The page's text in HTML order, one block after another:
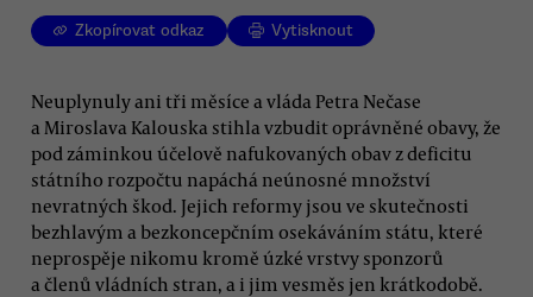
Zkopírovat odkaz Vytisknout
Neuplynuly ani tři měsíce a vláda Petra Nečase
a Miroslava Kalouska stihla vzbudit oprávněné obavy, že
pod záminkou účelově nafukovaných obav z deficitu
státního rozpočtu napáchá neúnosné množství
nevratných škod. Jejich reformy jsou ve skutečnosti
bezhlavým a bezkoncepčním osekáváním státu, které
neprospěje nikomu kromě úzké vrstvy sponzorů
a členů vládních stran, a i jim vesměs jen krátkodobě.